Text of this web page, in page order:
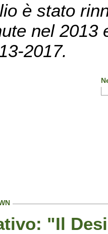
è stato
nel 2013
2017.
"Il